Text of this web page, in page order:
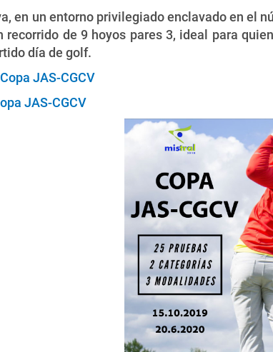
en un entorno privilegiado enclavado en el
recorrido de 9 hoyos pares 3, ideal para
día de golf.
JAS-CGCV
JAS-CGCV